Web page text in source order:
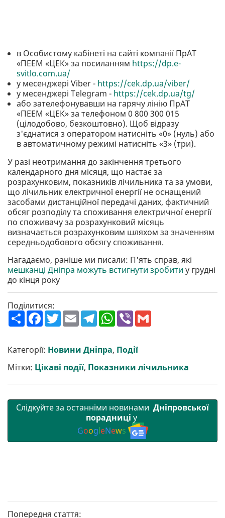
в Особистому кабінеті на сайті компанії ПрАТ
«ПЕЕМ «ЦЕК» за посиланням https://dp.e-
svitlo.com.ua/
у месенджері Viber - https://cek.dp.ua/viber/
у месенджері Telegram - https://cek.dp.ua/tg/
або зателефонувавши на гарячу лінію ПрАТ
«ПЕЕМ «ЦЕК» за телефоном 0 800 300 015
(цілодобово, безкоштовно). Щоб відразу
з'єднатися з оператором натисніть «0» (нуль) або
в автоматичному режимі натисніть «3» (три).
У разі неотримання до закінчення третього
календарного дня місяця, що настає за
розрахунковим, показників лічильника та за умови,
що лічильник електричної енергії не оснащений
засобами дистанційної передачі даних, фактичний
обсяг розподілу та споживання електричної енергії
по споживачу за розрахунковий місяць
визначається розрахунковим шляхом за значенням
середньодобового обсягу споживання.
Нагадаємо, раніше ми писали: П'ять справ, які
мешканці Дніпра можуть встигнути зробити у грудні
до кінця року
Поділитися:
П
о
р
и
т
и
F
a
b
o
o
k
T
w
t
e
r
E
m
l
T
e
g
r
a
m
W
h
s
A
p
p
V
r
Категорії: Новини Дніпра, Події
Мітки: Цікаві події, Показники лічильника
Слідкуйте за останніми новинами Дніпровської
порадниці у
GoogleNews
Попередня стаття: